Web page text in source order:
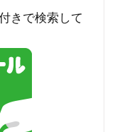
きで検索して